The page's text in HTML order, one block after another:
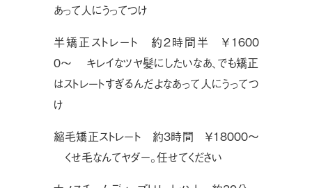
あって人にうってつけ
半矯正ストレート 約2時間半 ￥1600
0〜 キレイなツヤ髪にしたいなあ、でも矯正
はストレートすぎるんだよなあって人にうってつ
け
縮毛矯正ストレート 約3時間 ￥18000〜
くせ毛なんてヤダー。任せてください